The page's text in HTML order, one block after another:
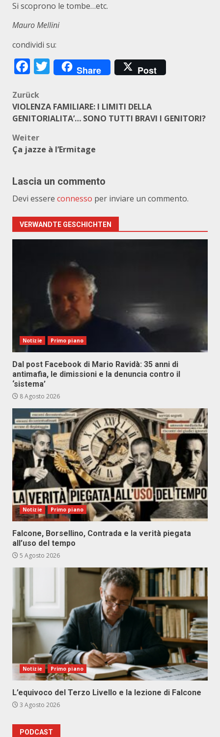
Si scoprono le tombe…etc.
Mauro Mellini
condividi su:
Facebook
Twitter
Share Post
Beitragsnavigation
Zurück
VIOLENZA FAMILIARE: I LIMITI DELLA
GENITORIALITA’… SONO TUTTI BRAVI I GENITORI?
Weiter
Ça jazze à l’Ermitage
Lascia un commento
Devi essere connesso per inviare un commento.
VERWANDTE GESCHICHTEN
Notizie Primo piano
Dal post Facebook di Mario Ravidà: 35 anni di
antimafia, le dimissioni e la denuncia contro il
‘sistema’
8 Agosto 2026
Notizie Primo piano
Falcone, Borsellino, Contrada e la verità piegata
all’uso del tempo
5 Agosto 2026
Notizie Primo piano
L’equivoco del Terzo Livello e la lezione di Falcone
3 Agosto 2026
PODCAST